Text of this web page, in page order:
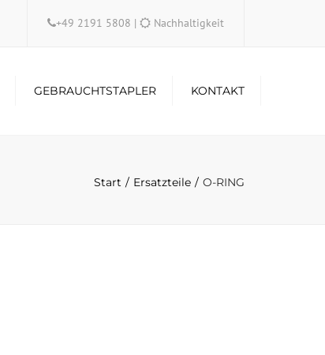
+49 2191 5808 | Nachhaltigkeit
GEBRAUCHTSTAPLER KONTAKT
Start Ersatzteile O-RING